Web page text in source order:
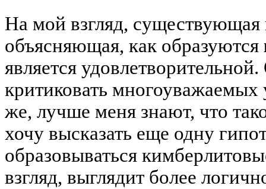
На мой взгляд, существующая
объясняющая, как образуются
является
критиковать
же, лучше меня знают, что
хочу высказать еще одну
образовываться
взгляд, выглядит более